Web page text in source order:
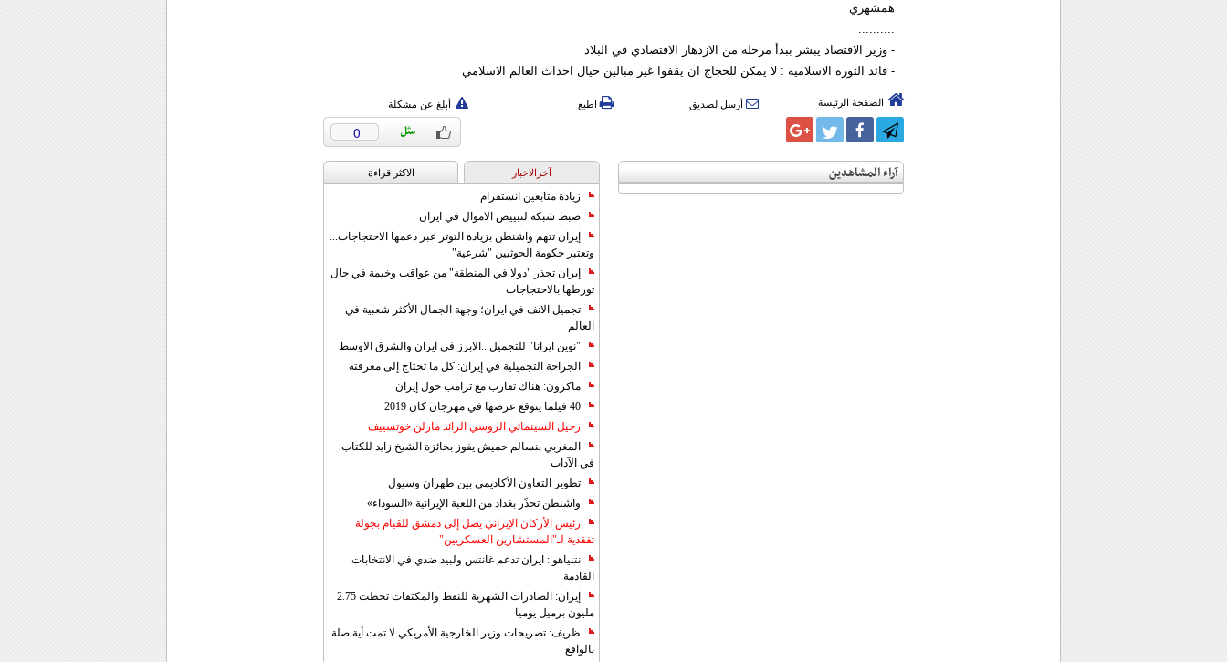
همشهري
..........
- وزير الاقتصاد يبشر ببدأ مرحله من الازدهار الاقتصادي في البلاد
- قائد الثوره الاسلاميه : لا يمکن للحجاج ان يقفوا غير مبالين حيال احداث العالم الاسلامي
الصفحة الرئيسة أرسل لصديق اطبع أبلغ عن مشكلة
0
آراء المشاهدين آخرالاخبار الاکثر قراءة
زيادة متابعين انستقرام
ضبط شبكة لتبييض الاموال في ايران
إيران تتهم واشنطن بزيادة التوتر عبر دعمها الاحتجاجات...
وتعتبر حكومة الحوثيين "شرعية"
إيران تحذر "دولا في المنطقة" من عواقب وخيمة في حال
تورطها بالاحتجاجات
تجميل الانف في ايران؛ وجهة الجمال الأكثر شعبية في
العالم
"نوين ايرانا" للتجميل ..الابرز في ايران والشرق الاوسط
الجراحة التجميلية في إيران: كل ما تحتاج إلى معرفته
ماكرون: هناك تقارب مع ترامب حول إيران
40 فيلما يتوقع عرضها في مهرجان كان 2019
رحيل السينمائي الروسي الرائد مارلن خوتسييف
المغربي بنسالم حميش يفوز بجائزة الشيخ زايد للكتاب
في الآداب
تطوير التعاون الأكاديمي بين طهران وسيول
واشنطن تحذّر بغداد من اللعبة الإيرانية «السوداء»
رئيس الأركان الإيراني يصل إلى دمشق للقيام بجولة
تفقدية لـ"المستشارين العسكريين"
نتنياهو : ايران تدعم غانتس ولبيد ضدي في الانتخابات
القادمة
إيران: الصادرات الشهریة للنفط والمكثفات تخطت 2.75
مليون برميل يوميا
ظريف: تصريحات وزير الخارجية الأمريكي لا تمت أية صلة
بالواقع